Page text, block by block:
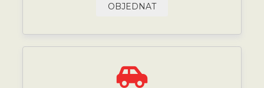
OBJEDNAT